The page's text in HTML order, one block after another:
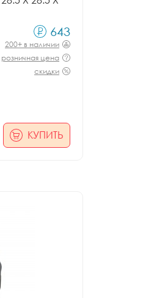
643
200+ в наличии
розничная цена
скидки
КУПИТЬ